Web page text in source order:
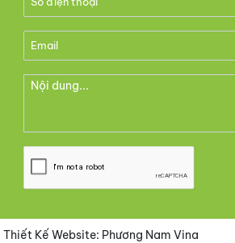
Kế Website: Phương Nam Vina